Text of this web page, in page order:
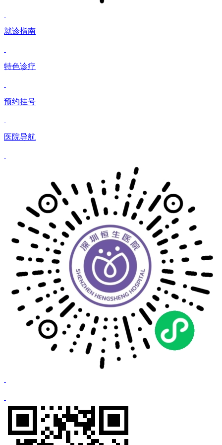
就诊指南
特色诊疗
预约挂号
医院导航